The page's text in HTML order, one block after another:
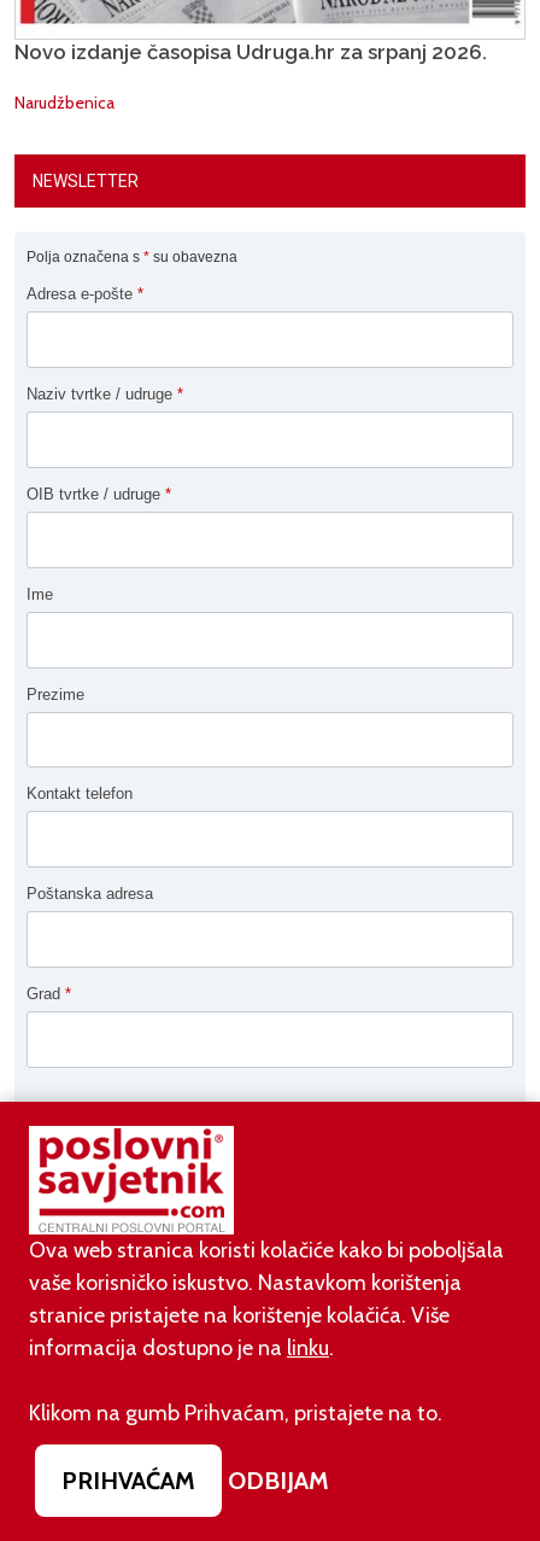
Novo izdanje časopisa Udruga.hr za srpanj 2026.
Narudžbenica
NEWSLETTER
Polja označena s * su obavezna
Adresa e-pošte *
Naziv tvrtke / udruge *
OIB tvrtke / udruge *
Ime
Prezime
Kontakt telefon
Poštanska adresa
Grad *
AKTUALNO
Pripremite se za velike promjene: Od siječnja 2027.
gasi se opcija na Gmailu koju koriste milijuni
07.08.2026.
Ova web stranica koristi kolačiće kako bi poboljšala
vaše korisničko iskustvo. Nastavkom korištenja
stranice pristajete na korištenje kolačića. Više
informacija dostupno je na linku.
Klikom na gumb Prihvaćam, pristajete na to.
PRIHVAĆAM ODBIJAM